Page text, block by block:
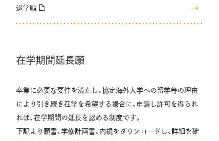
退学願
在学期間延長願
卒業に必要な要件を満たし、協定海外大学への留学等の理由
により引き続き在学を希望する場合に、申請し許可を得られ
れば、在学期間の延長を認める制度です。
下記より願書、学修計画書、内規をダウンロードし、詳細を確